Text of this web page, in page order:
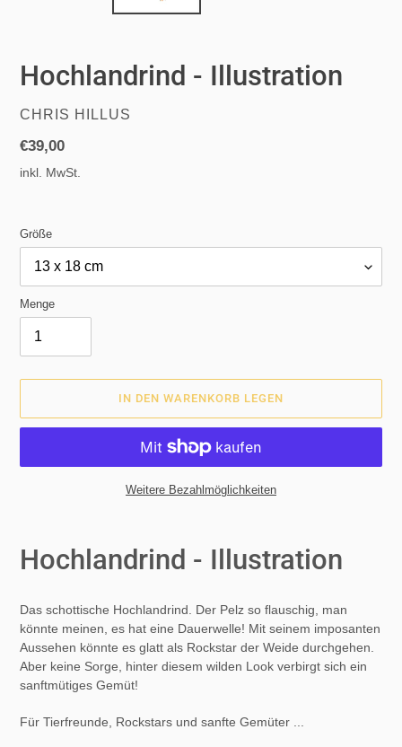
Hochlandrind - Illustration
VERKÄUFER
CHRIS HILLUS
Normaler
Preis
€39,00
inkl. MwSt.
Größe
Menge
IN DEN WARENKORB LEGEN
Weitere Bezahlmöglichkeiten
zum
Hochlandrind - Illustration
Das schottische Hochlandrind. Der Pelz so flauschig, man
könnte meinen, es hat eine Dauerwelle! Mit seinem imposanten
Aussehen könnte es glatt als Rockstar der Weide durchgehen.
Aber keine Sorge, hinter diesem wilden Look verbirgt sich ein
sanftmütiges Gemüt!
Für Tierfreunde, Rockstars und sanfte Gemüter ...